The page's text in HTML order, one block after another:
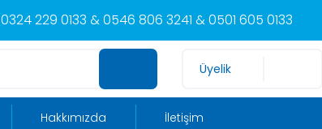
0324 229 0133 & 0546 806 3241 & 0501 605 0133
Üyelik
Hakkımızda İletişim